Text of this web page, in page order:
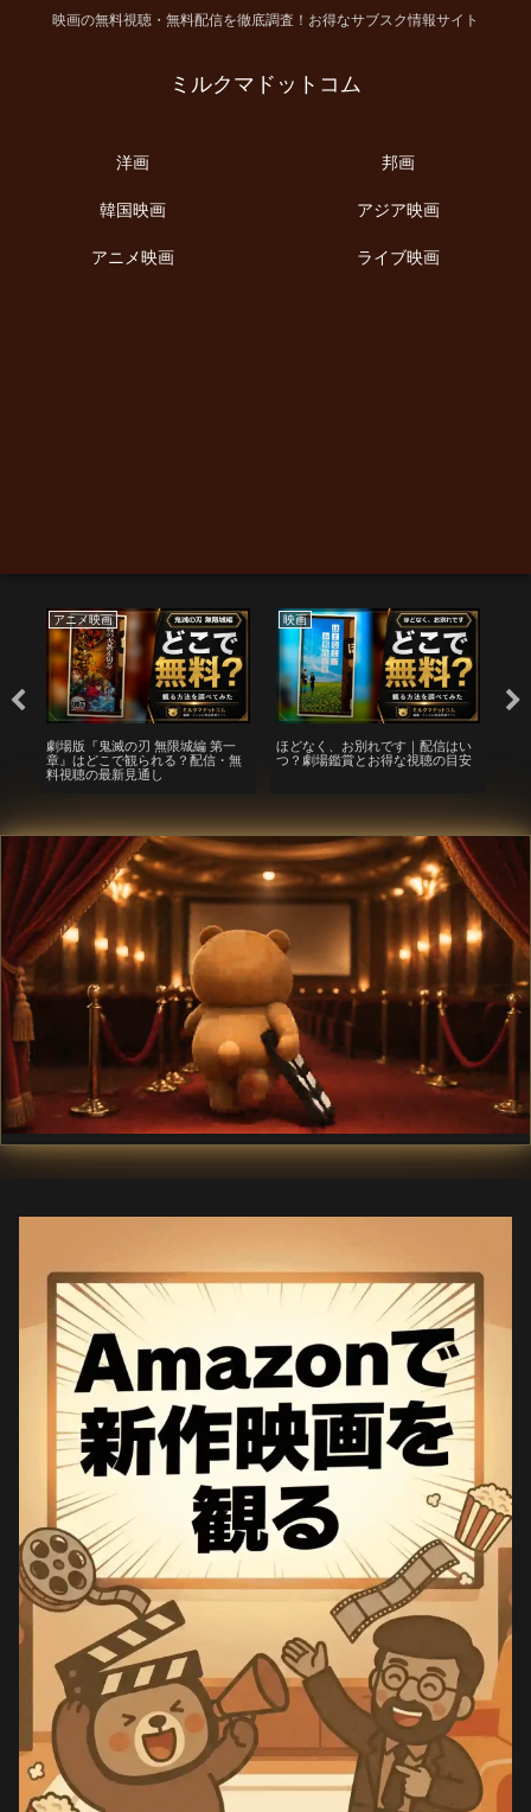
映画の無料視聴・無料配信を徹底調査！お得なサブスク情報サイト
ミルクマドットコム
洋画 邦画
韓国映画 アジア映画
アニメ映画 ライブ映画
アニメ映画
劇場版『鬼滅の刃 無限城編 第一
章』はどこで観られる？配信・無
料視聴の最新見通し
映画
ほどなく、お別れです｜配信はい
つ？劇場鑑賞とお得な視聴の目安